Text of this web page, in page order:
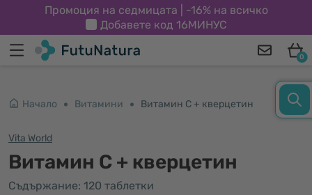
Промоция на седмицата | -16% на всичко
Добавете код 16МИНУС
0
Начало Витамини Витамин C + кверцетин
Vita World
Витамин C + кверцетин
Съдържание: 120 таблетки